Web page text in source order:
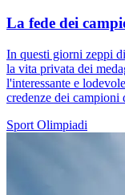
La fede dei
In questi giorni zeppi
la vita privata dei
l'interessante e
credenze dei campioni
Sport Olimpiadi